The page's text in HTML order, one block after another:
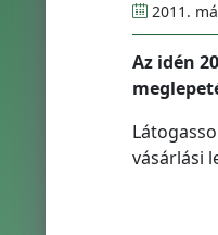
2011.
Az idén
vásárlási